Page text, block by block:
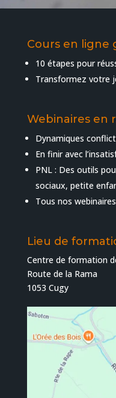
Cours en ligne
10 étapes pour
Transformez votre
Webinaires en
Dynamiques
En finir avec
PNL : Des outils
sociaux, petite
Tous nos
Lieu de
Centre de formation
Route de la Rama
1053 Cugy